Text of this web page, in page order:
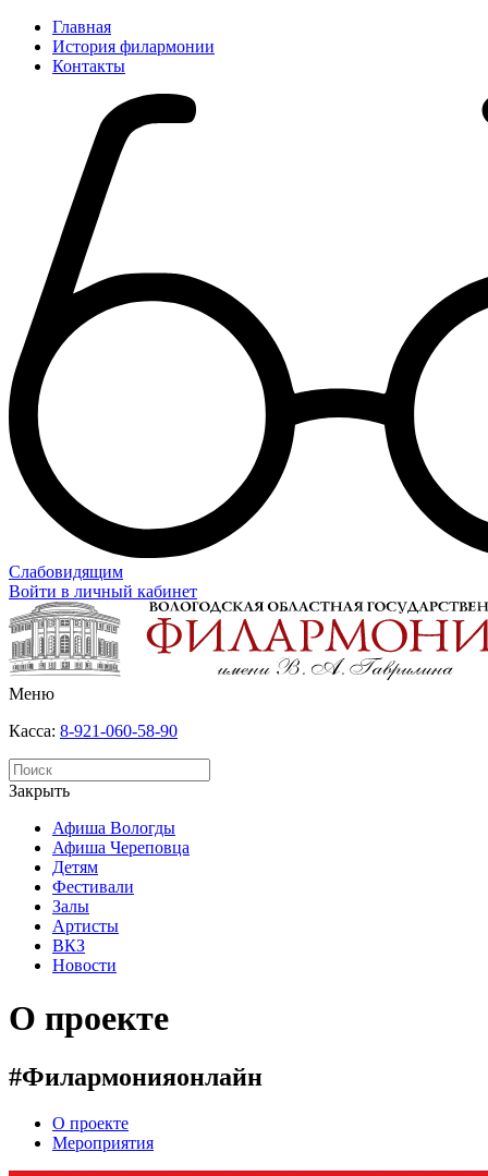
Главная
История филармонии
Контакты
Слабовидящим
Войти в личный кабинет
Меню
Касса: 8-921-060-58-90
Закрыть
Афиша Вологды
Афиша Череповца
Детям
Фестивали
Залы
Артисты
ВКЗ
Новости
О проекте
#Филармонияонлайн
О проекте
Мероприятия